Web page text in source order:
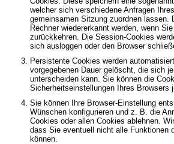
welcher sich verschiedene Anfragen
gemeinsamen Sitzung zuordnen lassen.
Rechner wiedererkannt werden, wenn
zurückkehren. Die Session-Cookies
sich ausloggen oder den Browser
Persistente Cookies werden
vorgegebenen Dauer gelöscht, die sich
unterscheiden kann. Sie können die
Sicherheitseinstellungen Ihres Browsers
Sie können Ihre Browser-Einstellung
Wünschen konfigurieren und z. B. die
Cookies oder allen Cookies ablehnen.
dass Sie eventuell nicht alle Funktionen
können.